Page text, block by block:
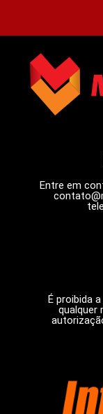
Entre em
É proibida
qualquer